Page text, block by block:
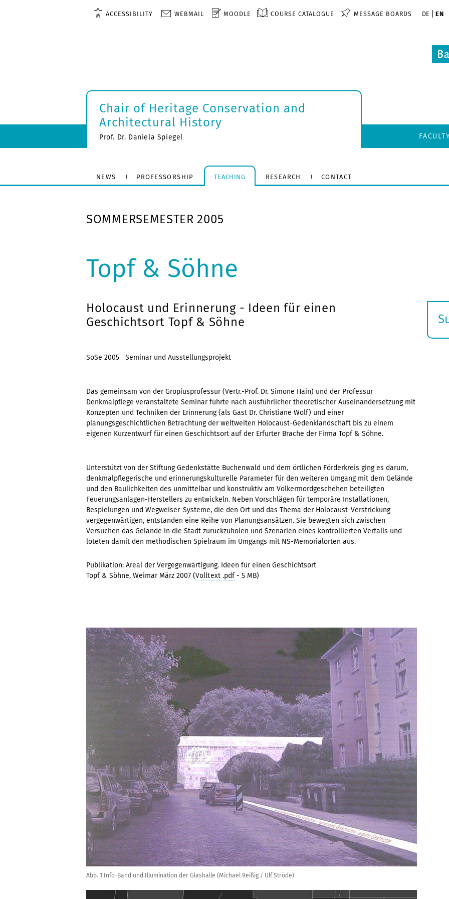
ACCESSIBILITY WEBMAIL MOODLE COURSE CATALOGUE MESSAGE BOARDS DE EN
Chair of Heritage Conservation and
Architectural History
Prof. Dr. Daniela Spiegel
NEWS PROFESSORSHIP TEACHING RESEARCH CONTACT
SOMMERSEMESTER 2005
Topf & Söhne
Holocaust und Erinnerung - Ideen für einen
Geschichtsort Topf & Söhne
SoSe 2005 Seminar und Ausstellungsprojekt
Das gemeinsam von der Gropiusprofessur (Vertr.-Prof. Dr. Simone Hain) und der Professur
Denkmalpflege veranstaltete Seminar führte nach ausführlicher theoretischer Auseinandersetzung mit
Konzepten und Techniken der Erinnerung (als Gast Dr. Christiane Wolf) und einer
planungsgeschichtlichen Betrachtung der weltweiten Holocaust-Gedenklandschaft bis zu einem
eigenen Kurzentwurf für einen Geschichtsort auf der Erfurter Brache der Firma Topf & Söhne.
Unterstützt von der Stiftung Gedenkstätte Buchenwald und dem örtlichen Förderkreis ging es darum,
denkmalpflegerische und erinnerungskulturelle Parameter für den weiteren Umgang mit dem Gelände
und den Baulichkeiten des unmittelbar und konstruktiv am Völkermordgeschehen beteiligten
Feuerungsanlagen-Herstellers zu entwickeln. Neben Vorschlägen für temporäre Installationen,
Bespielungen und Wegweiser-Systeme, die den Ort und das Thema der Holocaust-Verstrickung
vergegenwärtigen, entstanden eine Reihe von Planungsansätzen. Sie bewegten sich zwischen
Versuchen das Gelände in die Stadt zurückzuholen und Szenarien eines kontrollierten Verfalls und
loteten damit den methodischen Spielraum im Umgangs mit NS-Memorialorten aus.
Publikation: Areal der Vergegenwärtigung. Ideen für einen Geschichtsort
Topf & Söhne, Weimar März 2007 (Volltext .pdf- 5 MB)
Abb. 1 Info-Band und Illumination der Glashalle (Michael Reißig / Ulf Ströde)